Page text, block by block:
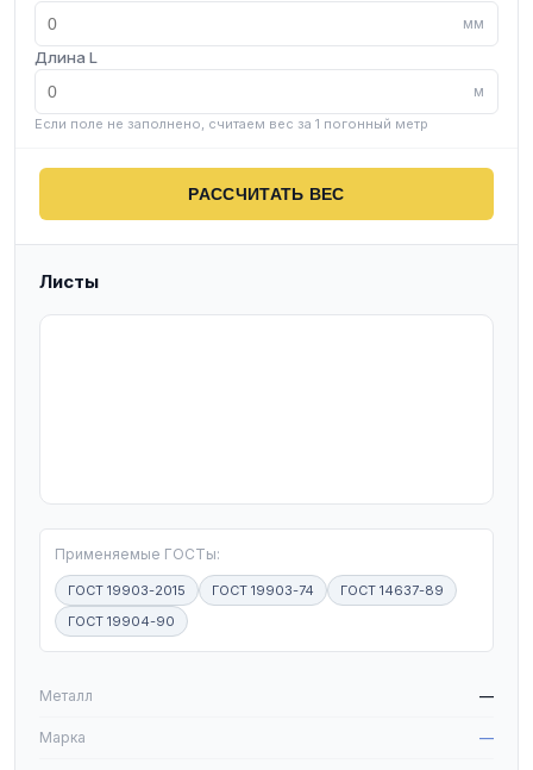
мм
Длина L
м
Если поле не заполнено, считаем вес за 1 погонный метр
РАССЧИТАТЬ ВЕС
Листы
Применяемые ГОСТы:
ГОСТ 19903-2015 ГОСТ 19903-74
ГОСТ 14637-89
ГОСТ 19904-90
Металл —
Марка —